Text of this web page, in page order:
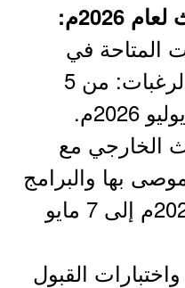
2026م:
المتاحة في
المنصة، وإعداد قائمة الرغبات: من 5
الخارجي مع
بها والبرامج
المتاحة: من 10 يناير 2026م إلى 7 مايو
القبول